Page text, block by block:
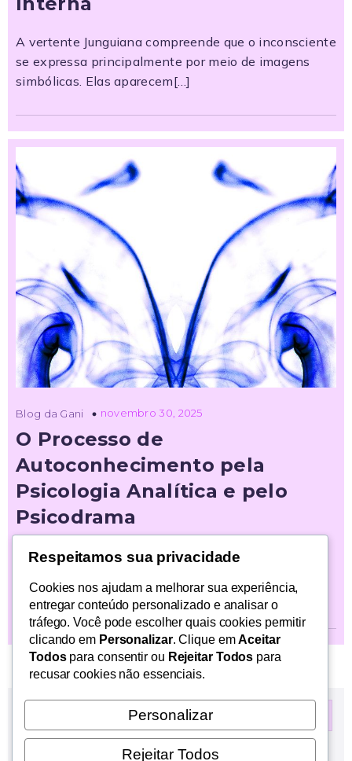
A vertente Junguiana compreende que o inconsciente
se expressa principalmente por meio de imagens
simbólicas. Elas aparecem[…]
Blog da Gani novembro 30, 2025
O Processo de
Autoconhecimento pela
Psicologia Analítica e pelo
Psicodrama
A Psicologia Analítica oferece uma compreensão
explorar os conteúdos inconscientes que[…]
Respeitamos sua privacidade
Cookies nos ajudam a melhorar sua experiência,
entregar conteúdo personalizado e analisar o
tráfego. Você pode escolher quais cookies permitir
clicando em Personalizar. Clique emAceitar
Todospara consentir ou Rejeitar Todos para
recusar cookies não essenciais.
Personalizar
Rejeitar Todos